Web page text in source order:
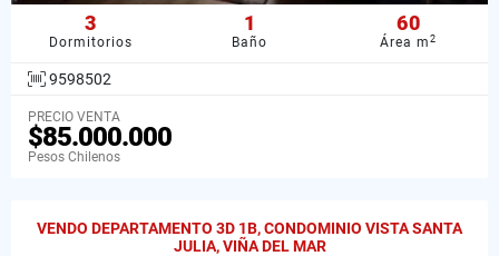
3
Dormitorios
1
Baño
60
Área m2
9598502
PRECIO VENTA
$85.000.000
Pesos Chilenos
VENDO DEPARTAMENTO 3D 1B, CONDOMINIO VISTA SANTA
JULIA, VIÑA DEL MAR